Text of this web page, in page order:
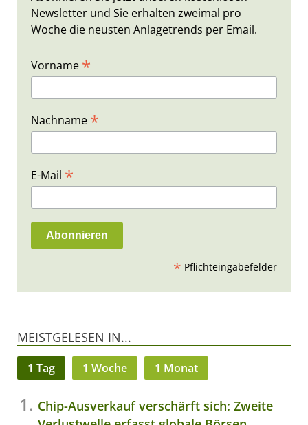
Newsletter und Sie erhalten zweimal pro
Woche die neusten Anlagetrends per Email.
Vorname *
Nachname *
E-Mail *
* Pflichteingabefelder
MEISTGELESEN IN...
1 Tag 1 Woche 1 Monat
Chip-Ausverkauf verschärft sich: Zweite